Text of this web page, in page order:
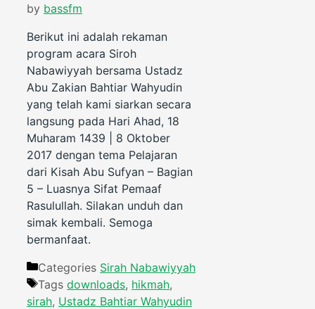
by bassfm
Berikut ini adalah rekaman
program acara Siroh
Nabawiyyah bersama Ustadz
Abu Zakian Bahtiar Wahyudin
yang telah kami siarkan secara
langsung pada Hari Ahad, 18
Muharam 1439 | 8 Oktober
2017 dengan tema Pelajaran
dari Kisah Abu Sufyan – Bagian
5 – Luasnya Sifat Pemaaf
Rasulullah. Silakan unduh dan
simak kembali. Semoga
bermanfaat.
Categories Sirah Nabawiyyah
Tags downloads, hikmah,
sirah, Ustadz Bahtiar Wahyudin